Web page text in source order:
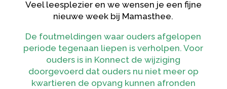
Veel leesplezier en we wensen je een fijne
nieuwe week bij Mamasthee.
De foutmeldingen waar ouders afgelopen
periode tegenaan liepen is verholpen. Voor
ouders is in Konnect de wijziging
doorgevoerd dat ouders nu niet meer op
kwartieren de opvang kunnen afronden